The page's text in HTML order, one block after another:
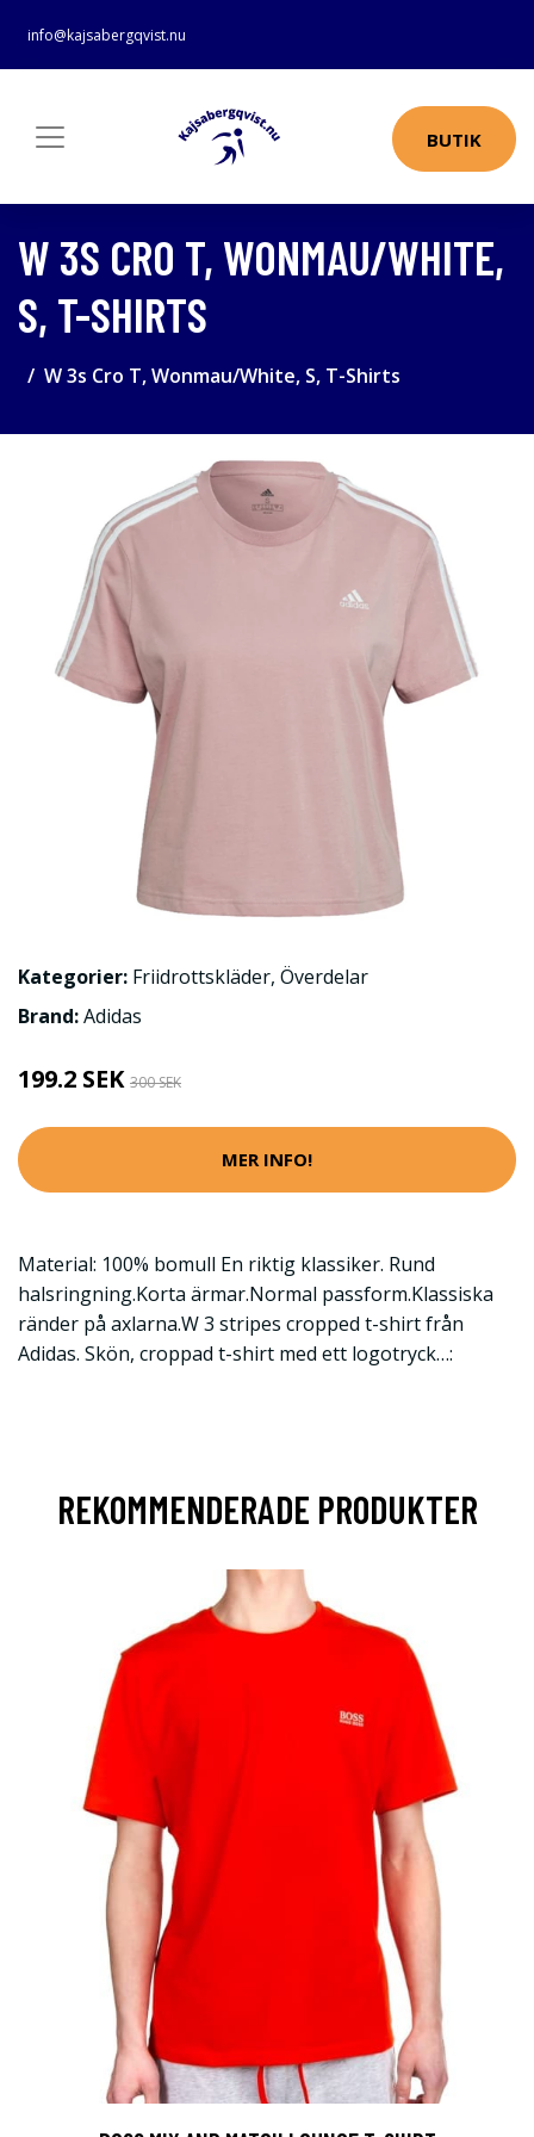
info@kajsabergqvist.nu
BUTIK
W 3S CRO T, WONMAU/WHITE,
S, T-SHIRTS
W 3s Cro T, Wonmau/White, S, T-Shirts
Kategorier: Friidrottskläder, Överdelar
Brand:Adidas
199.2 SEK 300 SEK
MER INFO!
Material: 100% bomull En riktig klassiker. Rund
halsringning.Korta ärmar.Normal passform.Klassiska
ränder på axlarna.W 3 stripes cropped t-shirt från
Adidas. Skön, croppad t-shirt med ett logotryck…:
REKOMMENDERADE PRODUKTER